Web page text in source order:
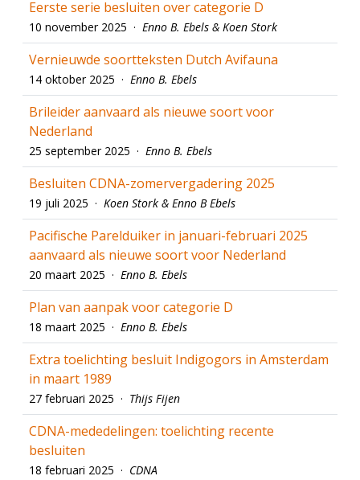
Eerste serie besluiten over categorie D
10 november 2025 · Enno B. Ebels & Koen Stork
Vernieuwde soortteksten Dutch Avifauna
14 oktober 2025 · Enno B. Ebels
Brileider aanvaard als nieuwe soort voor
Nederland
25 september 2025 · Enno B. Ebels
Besluiten CDNA-zomervergadering 2025
19 juli 2025 · Koen Stork & Enno B Ebels
Pacifische Parelduiker in januari-februari 2025
aanvaard als nieuwe soort voor Nederland
20 maart 2025 · Enno B. Ebels
Plan van aanpak voor categorie D
18 maart 2025 · Enno B. Ebels
Extra toelichting besluit Indigogors in Amsterdam
in maart 1989
27 februari 2025 · Thijs Fijen
CDNA-mededelingen: toelichting recente
besluiten
18 februari 2025 · CDNA